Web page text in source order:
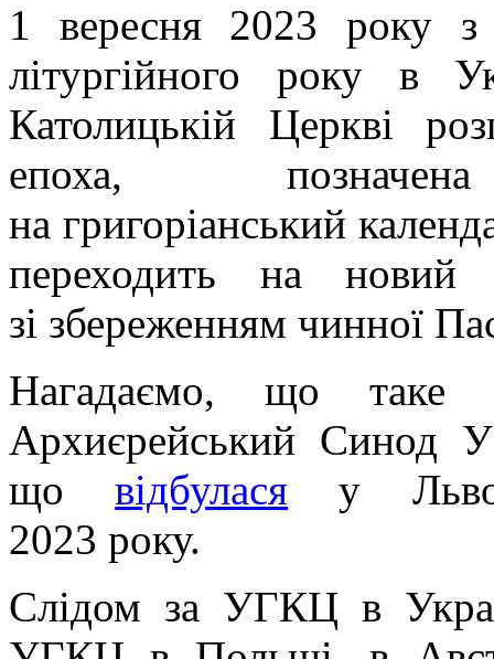
1 вересня 2023 року з
літургійного року в
Католицькій Церкві
епоха,
на григоріанський
переходить на
зі збереженням чинної
Нагадаємо, що таке
Архиєрейський Синод
щовідбулася у
2023 року.
Слідом за УГКЦ в